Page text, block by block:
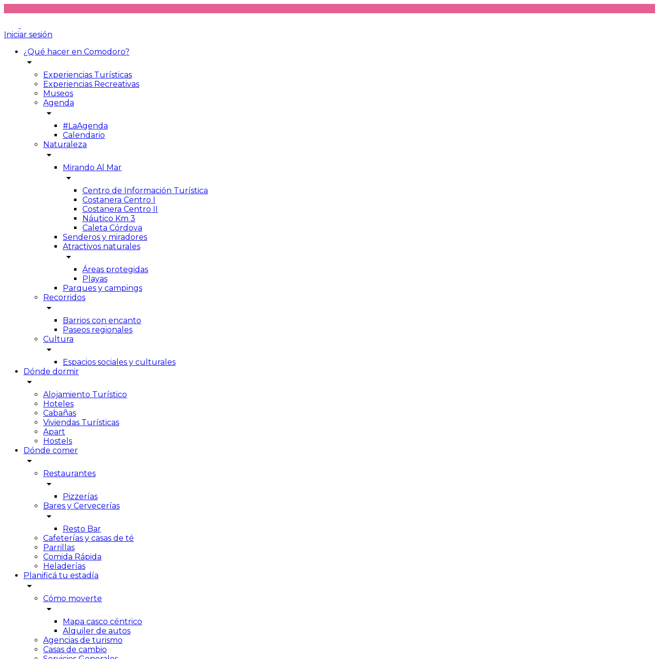
Iniciar sesión
¿Qué hacer en Comodoro?
arrow_drop_down
Experiencias Turísticas
Experiencias Recreativas
Museos
Agenda
arrow_drop_down
#LaAgenda
Calendario
Naturaleza
arrow_drop_down
Mirando Al Mar
arrow_drop_down
Centro de Información Turística
Costanera Centro I
Costanera Centro II
Náutico Km 3
Caleta Córdova
Senderos y miradores
Atractivos naturales
arrow_drop_down
Áreas protegidas
Playas
Parques y campings
Recorridos
arrow_drop_down
Barrios con encanto
Paseos regionales
Cultura
arrow_drop_down
Espacios sociales y culturales
Dónde dormir
arrow_drop_down
Alojamiento Turístico
Hoteles
Cabañas
Viviendas Turísticas
Apart
Hostels
Dónde comer
arrow_drop_down
Restaurantes
arrow_drop_down
Pizzerías
Bares y Cervecerías
arrow_drop_down
Resto Bar
Cafeterías y casas de té
Parrillas
Comida Rápida
Heladerías
Planificá tu estadía
arrow_drop_down
Cómo moverte
arrow_drop_down
Mapa casco céntrico
Alquiler de autos
Agencias de turismo
Casas de cambio